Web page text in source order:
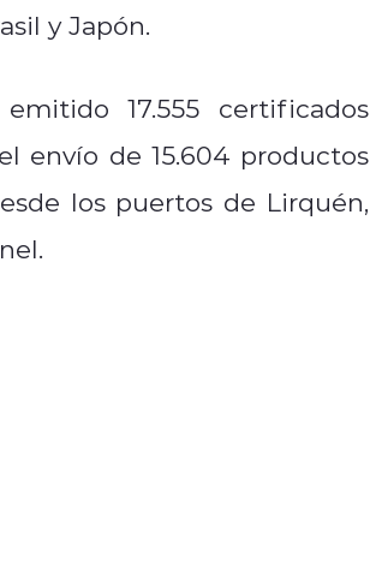
y Japón.
17.555 certificados
envío de 15.604 productos
los puertos de Lirquén,